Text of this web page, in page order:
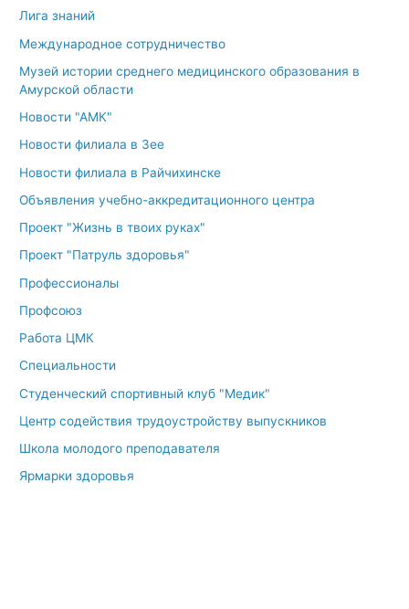
Лига знаний
Международное сотрудничество
Музей истории среднего медицинского образования в
Амурской области
Новости "АМК"
Новости филиала в Зее
Новости филиала в Райчихинске
Объявления учебно-аккредитационного центра
Проект "Жизнь в твоих руках"
Проект "Патруль здоровья"
Профессионалы
Профсоюз
Работа ЦМК
Специальности
Студенческий спортивный клуб "Медик"
Центр содействия трудоустройству выпускников
Школа молодого преподавателя
Ярмарки здоровья